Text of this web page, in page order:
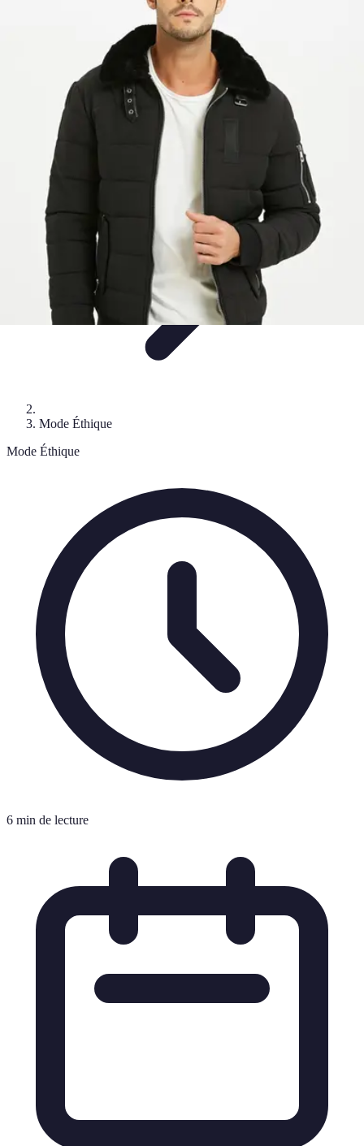
Mode InclusiveConseils de Style
Mode Pour Tous
Mode Éthique
Mode Éthique
6 min de lecture